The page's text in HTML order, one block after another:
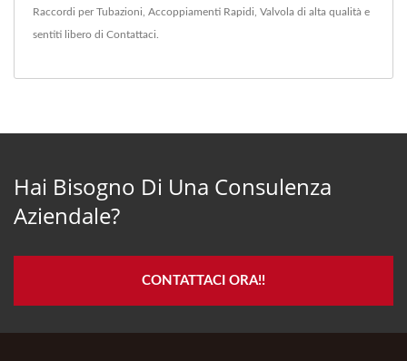
Raccordi per Tubazioni, Accoppiamenti Rapidi, Valvola di alta qualità e
sentiti libero di Contattaci.
Hai Bisogno Di Una Consulenza
Aziendale?
CONTATTACI ORA!!